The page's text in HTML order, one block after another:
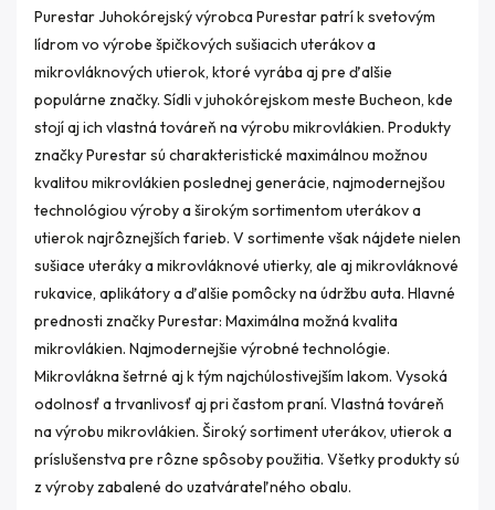
Purestar Juhokórejský výrobca Purestar patrí k svetovým
lídrom vo výrobe špičkových sušiacich uterákov a
mikrovláknových utierok, ktoré vyrába aj pre ďalšie
populárne značky. Sídli v juhokórejskom meste Bucheon, kde
stojí aj ich vlastná továreň na výrobu mikrovlákien. Produkty
značky Purestar sú charakteristické maximálnou možnou
kvalitou mikrovlákien poslednej generácie, najmodernejšou
technológiou výroby a širokým sortimentom uterákov a
utierok najrôznejších farieb. V sortimente však nájdete nielen
sušiace uteráky a mikrovláknové utierky, ale aj mikrovláknové
rukavice, aplikátory a ďalšie pomôcky na údržbu auta. Hlavné
prednosti značky Purestar: Maximálna možná kvalita
mikrovlákien. Najmodernejšie výrobné technológie.
Mikrovlákna šetrné aj k tým najchúlostivejším lakom. Vysoká
odolnosť a trvanlivosť aj pri častom praní. Vlastná továreň
na výrobu mikrovlákien. Široký sortiment uterákov, utierok a
príslušenstva pre rôzne spôsoby použitia. Všetky produkty sú
z výroby zabalené do uzatvárateľného obalu.